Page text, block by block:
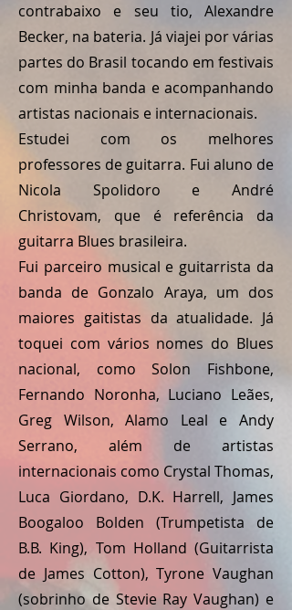
contrabaixo e seu tio, Alexandre
Becker, na bateria. Já viajei por várias
partes do Brasil tocando em festivais
com minha banda e acompanhando
artistas nacionais e internacionais.
Estudei com os melhores
professores de guitarra. Fui aluno de
Nicola Spolidoro e André
Christovam, que é referência da
guitarra Blues brasileira.
Fui parceiro musical e guitarrista da
banda de Gonzalo Araya, um dos
maiores gaitistas da atualidade. Já
toquei com vários nomes do Blues
nacional, como Solon Fishbone,
Fernando Noronha, Luciano Leães,
Greg Wilson, Alamo Leal e Andy
Serrano, além de artistas
internacionais como Crystal Thomas,
Luca Giordano, D.K. Harrell, James
Boogaloo Bolden (Trumpetista de
B.B. King), Tom Holland (Guitarrista
de James Cotton), Tyrone Vaughan
(sobrinho de Stevie Ray Vaughan) e